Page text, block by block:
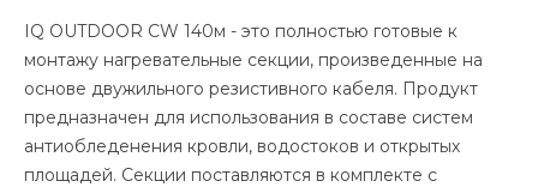
IQ OUTDOOR CW 140м - это полностью готовые к
монтажу нагревательные секции, произведенные на
основе двужильного резистивного кабеля. Продукт
предназначен для использования в составе систем
антиобледенения кровли, водостоков и открытых
площадей. Секции поставляются в комплекте с